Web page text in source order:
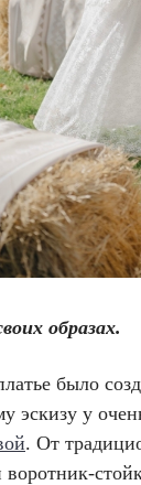
образах.
было
эскизу у
. От
воротник-